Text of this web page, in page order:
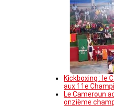
Kickboxing : le
aux 11e
Le Cameroun
onzième